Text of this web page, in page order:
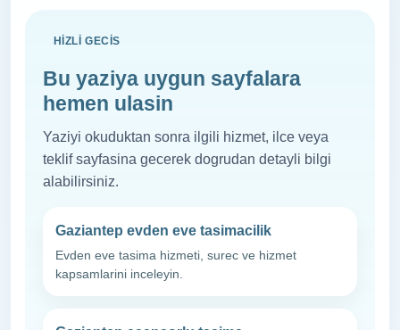
HIZLI GECIS
Bu yaziya uygun sayfalara
hemen ulasin
Yaziyi okuduktan sonra ilgili hizmet, ilce veya
teklif sayfasina gecerek dogrudan detayli bilgi
alabilirsiniz.
Gaziantep evden eve tasimacilik
Evden eve tasima hizmeti, surec ve hizmet
kapsamlarini inceleyin.